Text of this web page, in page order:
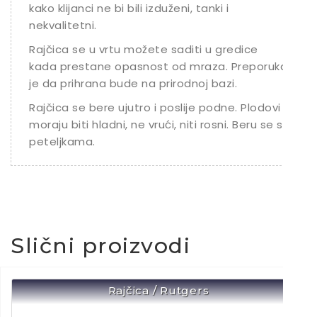
kako klijanci ne bi bili izduženi, tanki i
nekvalitetni.
Rajčica se u vrtu možete saditi u gredice
kada prestane opasnost od mraza. Preporuka
je da prihrana bude na prirodnoj bazi.
Rajčica se bere ujutro i poslije podne. Plodovi
moraju biti hladni, ne vrući, niti rosni. Beru se s
peteljkama.
Slični proizvodi
Rajčica / Rutgers